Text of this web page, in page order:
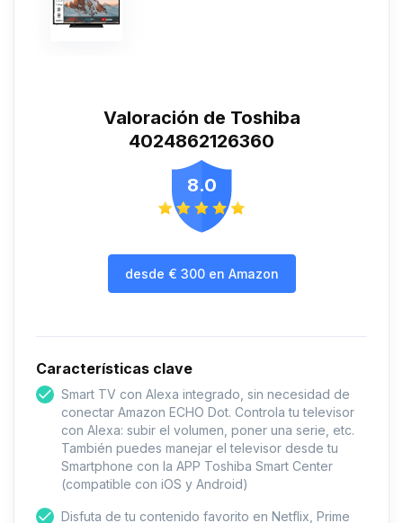
Valoración de Toshiba
4024862126360
8.0
desde € 300en Amazon
Características clave
Smart TV con Alexa integrado, sin necesidad de
conectar Amazon ECHO Dot. Controla tu televisor
con Alexa: subir el volumen, poner una serie, etc.
También puedes manejar el televisor desde tu
Smartphone con la APP Toshiba Smart Center
(compatible con iOS y Android)
Disfuta de tu contenido favorito en Netflix, Prime